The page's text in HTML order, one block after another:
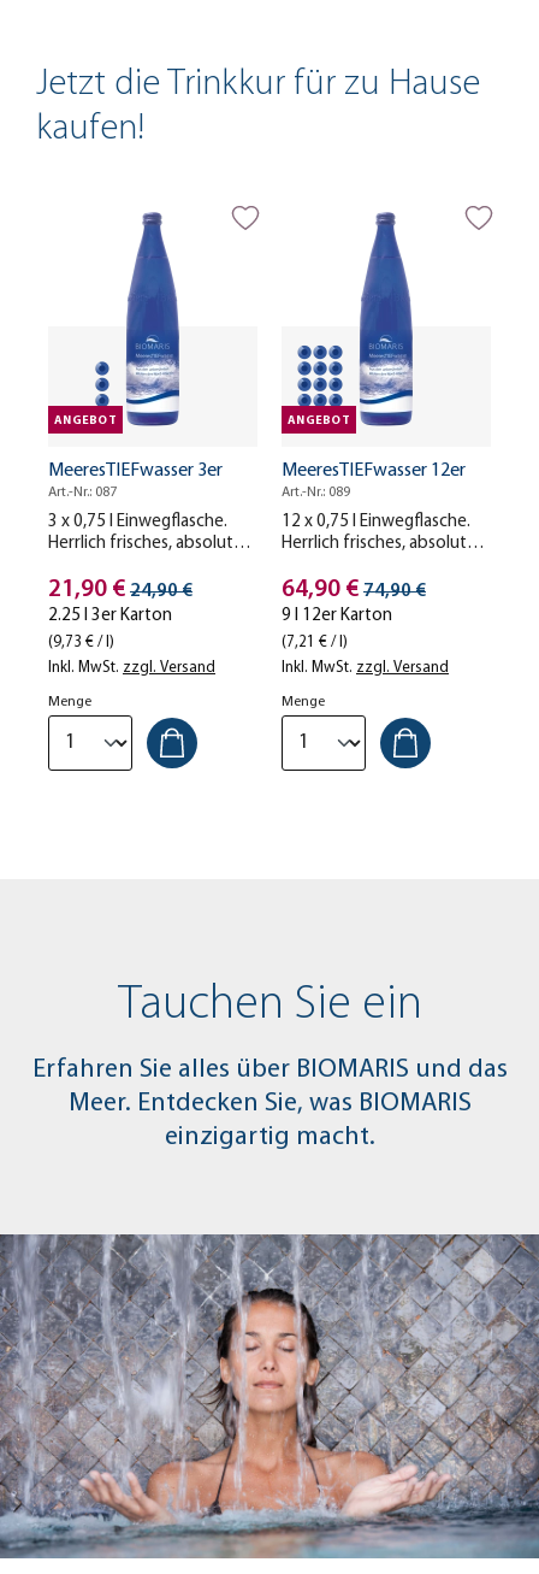
Jetzt die Trinkkur für zu Hause
kaufen!
ANGEBOT
MeeresTIEFwasser 3er
Art.-Nr.: 087
3 x 0,75 l Einwegflasche.
Herrlich frisches, absolut
Meerwasser aus den
unberührten Weiten des
Lieferung erfolgt separat.
Stückpreis
21,90 € Streichpreis
24,90 €
2.25 l 3er Karton
(9,73 € / l)
Inkl. MwSt. zzgl. Versand
Menge
ANGEBOT
MeeresTIEFwasser 12er
Art.-Nr.: 089
12 x 0,75 l Einwegflasche.
Herrlich frisches, absolut
Meerwasser aus den
unberührten Weiten des
Lieferung erfolgt separat.
Stückpreis
64,90 € Streichpreis
74,90 €
9 l 12er Karton
(7,21 € / l)
Inkl. MwSt. zzgl. Versand
Menge
Tauchen Sie ein
Erfahren Sie alles über BIOMARIS und das
Meer. Entdecken Sie, was BIOMARIS
einzigartig macht.